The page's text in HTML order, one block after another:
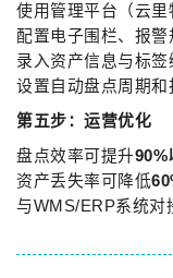
使用管理平台（云里
配置电子围栏、报警
录入资产信息与标签
设置自动盘点周期和
第五步：运营优化
盘点效率可提升90%
资产丢失率可降低
与WMS/ERP系统对